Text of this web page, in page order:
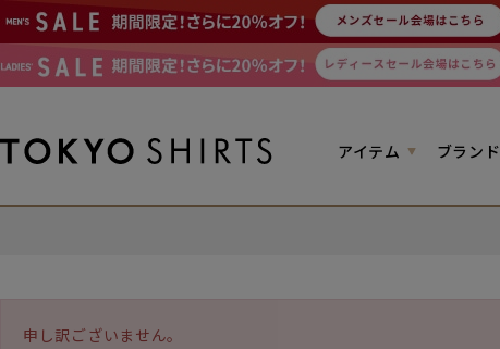
アイテム ブランド
申し訳ございません。